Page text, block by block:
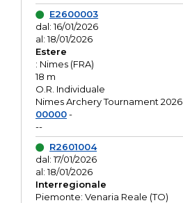
E2600003
dal: 16/01/2026
al: 18/01/2026
Estere
: Nimes (FRA)
18 m
O.R. Individuale
Nimes Archery Tournament 2026
00000-
--
R2601004
dal: 17/01/2026
al: 18/01/2026
Interregionale
Piemonte: Venaria Reale (TO)